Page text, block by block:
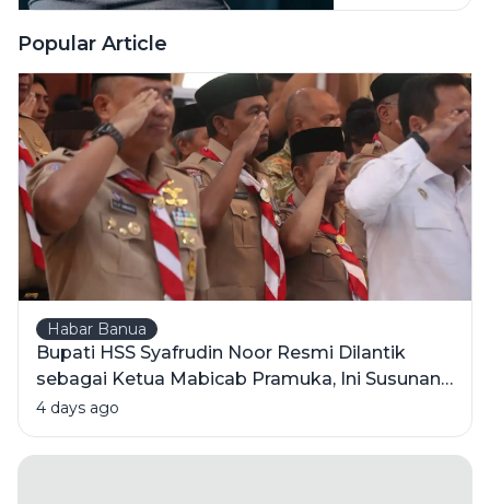
Tubuh Mulai
Penagihan
Popular Article
Habar Banua
Bupati HSS Syafrudin Noor Resmi Dilantik
sebagai Ketua Mabicab Pramuka, Ini Susunan
Pengurus 2025-2030
4 days ago